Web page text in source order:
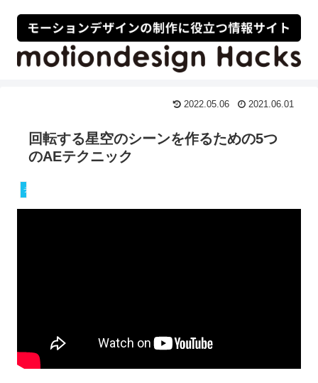
2022.05.06 2021.06.01
回転する星空のシーンを作るための5つ
のAEテクニック
チュートリアル動画